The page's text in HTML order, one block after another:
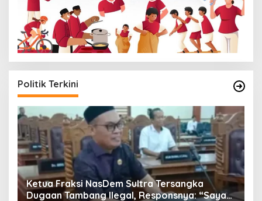
Politik Terkini
Ketua Fraksi NasDem Sultra Tersangka
Dugaan Tambang Ilegal, Responsnya: “Saya